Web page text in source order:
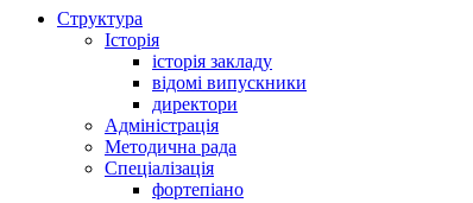
Структура
Історія
історія закладу
відомі випускники
директори
Адміністрація
Методична рада
Спеціалізація
фортепіано